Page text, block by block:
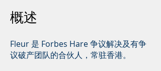
概述
Fleur 是 Forbes Hare 争议解决及有争
议破产团队的合伙人，常驻香港。